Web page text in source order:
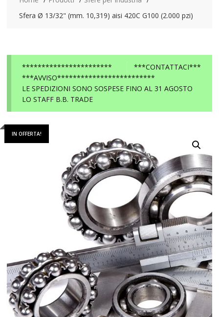
Sfera Ø 13/32" (mm. 10,319) aisi 420C G100 (2.000 pzi)
***CONTATTACI***
***********************
***AVVISO*************************
LE SPEDIZIONI SONO SOSPESE FINO AL 31 AGOSTO
LO STAFF B.B. TRADE
IN OFFERTA!